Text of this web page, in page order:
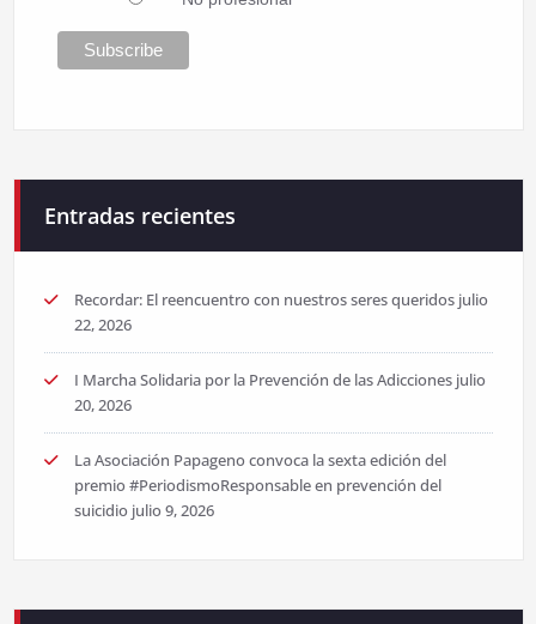
Entradas recientes
Recordar: El reencuentro con nuestros seres queridos julio
22, 2026
I Marcha Solidaria por la Prevención de las Adicciones julio
20, 2026
La Asociación Papageno convoca la sexta edición del
premio #PeriodismoResponsable en prevención del
suicidio julio 9, 2026